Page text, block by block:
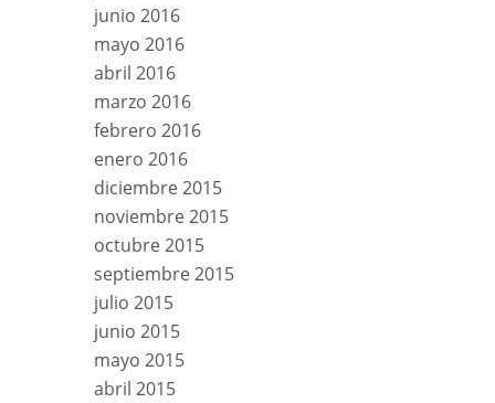
junio 2016
mayo 2016
abril 2016
marzo 2016
febrero 2016
enero 2016
diciembre 2015
noviembre 2015
octubre 2015
septiembre 2015
julio 2015
junio 2015
mayo 2015
abril 2015